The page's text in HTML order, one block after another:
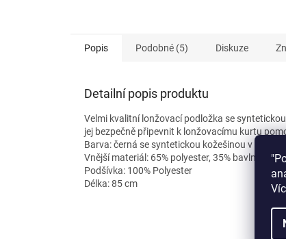
Popis Podobné (5) Diskuze
Detailní popis produktu
Velmi kvalitní lonžovací podložka se
jej bezpečně připevnit k lonžovacímu kurtu
Barva: černá se syntetickou kožešinou v přírodní
Vnější materiál: 65% polyester, 35% bavlna.
Podšívka: 100% Polyester
Délka: 85 cm